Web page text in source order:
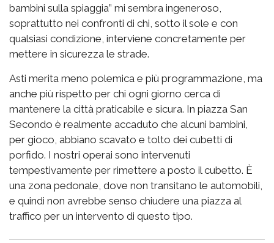
bambini sulla spiaggia” mi sembra ingeneroso,
soprattutto nei confronti di chi, sotto il sole e con
qualsiasi condizione, interviene concretamente per
mettere in sicurezza le strade.
Asti merita meno polemica e più programmazione, ma
anche più rispetto per chi ogni giorno cerca di
mantenere la città praticabile e sicura. In piazza San
Secondo è realmente accaduto che alcuni bambini,
per gioco, abbiano scavato e tolto dei cubetti di
porfido. I nostri operai sono intervenuti
tempestivamente per rimettere a posto il cubetto. È
una zona pedonale, dove non transitano le automobili,
e quindi non avrebbe senso chiudere una piazza al
traffico per un intervento di questo tipo.